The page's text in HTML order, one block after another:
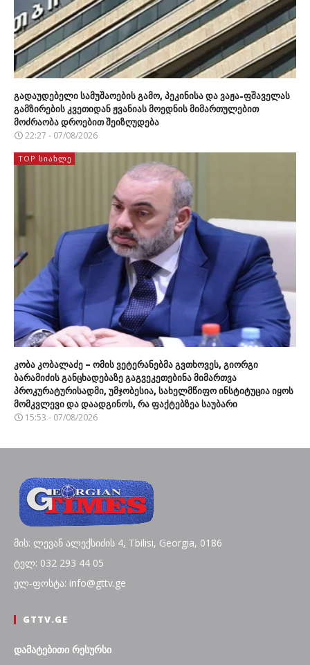
გადაუდებელი სამუშაოების გამო, პეკინისა და ვაჟა-ფშაველას
გამზირების კვეთიდან ჟვანიას მოედნის მიმართულებით
მოძრაობა დროებით შეიზღუდება
22:27 - 07/08/2026
TOP ᲡᲘᲐᲮᲚᲔ
კობა კობალაძე – ომის ვეტერანებმა გვთხოვეს, გიორგი
ბარამიძის განცხადებაზე გაგვეკეთებინა მიმართვა
პროკურატურისადმი, უმჯობესია, სახელმწიფო ინსტიტუცია იყოს
მომკვლევი და დაადგინოს, რა ფაქტებზეა საუბარი
15:53 - 07/08/2026
მის: ლევან ალექსიძის 4, Tbilisi, Georgia, 0186
ტელ: 032 293 44 05
ელ-ფოსტა: info@gttv.ge
GTTV.GE
დამატებითი რესურსი